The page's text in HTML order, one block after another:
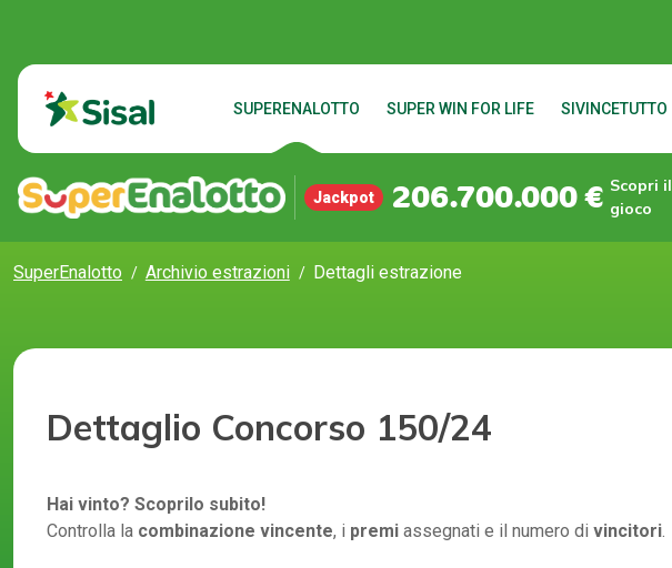
SUPERENALOTTO SUPER WIN FOR LIFE SIVINCETUTTO
Jackpot 206.700.000 € Scopri il
gioco
SuperEnalotto Archivio estrazioni Dettagli estrazione
Dettaglio Concorso 150/24
Hai vinto? Scoprilo subito!
Controlla la combinazione vincente, i premi assegnati e il numero di vincitori.